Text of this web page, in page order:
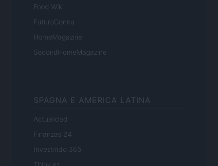
Food Wiki
FuturoDonna
HomeMagazine
SecondHomeMagazine
SPAGNA E AMERICA LATINA
Actualidad
Finanzas 24
Investindo 365
Think.es